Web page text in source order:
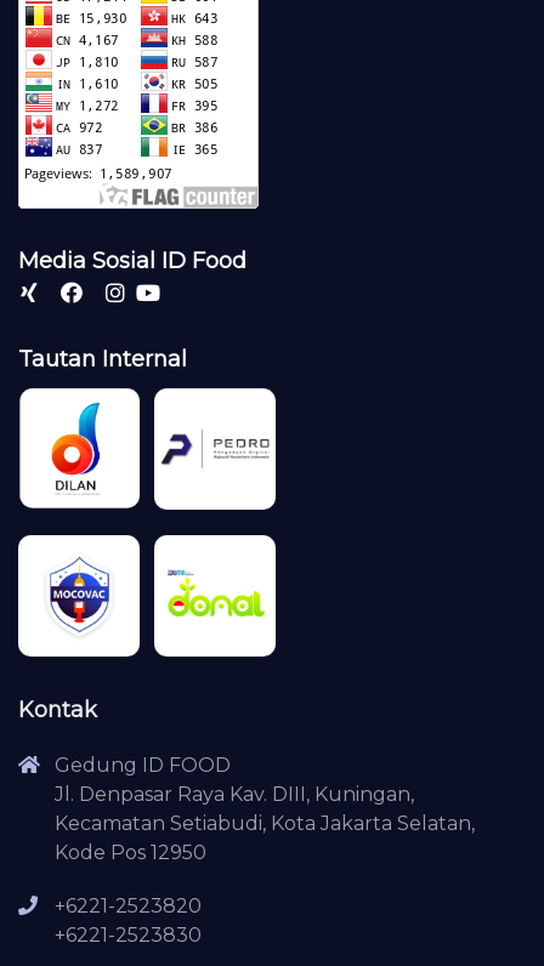
Media Sosial ID Food
Tautan Internal
Kontak
Gedung ID FOOD
Jl. Denpasar Raya Kav. DIII, Kuningan,
Kecamatan Setiabudi, Kota Jakarta Selatan,
Kode Pos 12950
+6221-2523820
+6221-2523830